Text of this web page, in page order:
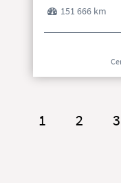
151 666 km
1 2 3